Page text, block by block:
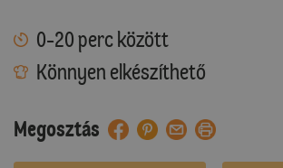
0-20 perc között
Könnyen elkészíthető
Megosztás